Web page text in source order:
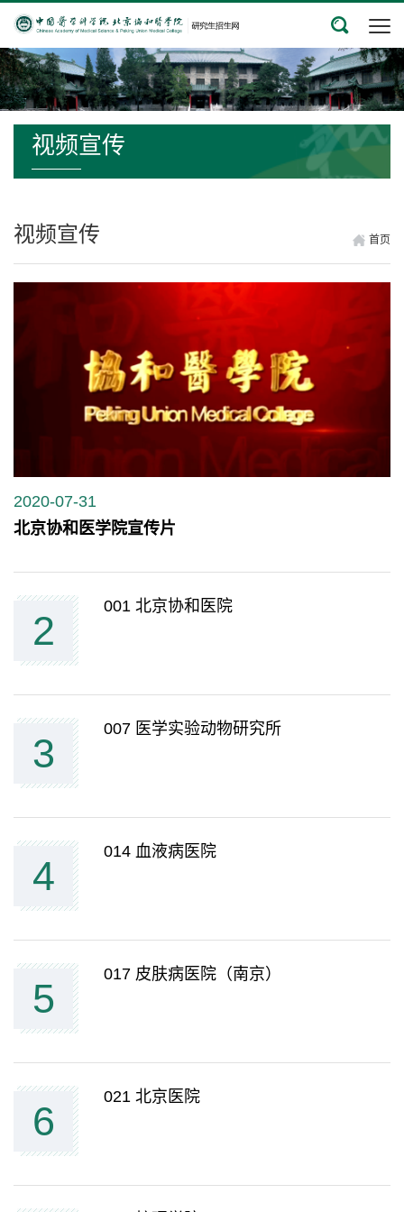
视频宣传
视频宣传 首页
2020-07-31
北京协和医学院宣传片
2
001 北京协和医院
3
007 医学实验动物研究所
4
014 血液病医院
5
017 皮肤病医院（南京）
6
021 北京医院